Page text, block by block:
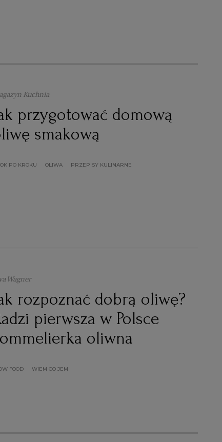
Kuchnia
przygotować domową
smakową
PO KROKU OLIWA PRZEPISY KULINARNE
Wagner
rozpoznać dobrą oliwę?
pierwsza w Polsce
oliwna
FOOD WIEM CO JEM